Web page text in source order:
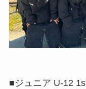
■ジュニア U-12